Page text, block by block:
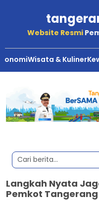
Website Resmi
Wisata & Kuliner
Langkah Nyata
Pemkot